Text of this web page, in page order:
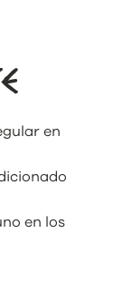
en
en los